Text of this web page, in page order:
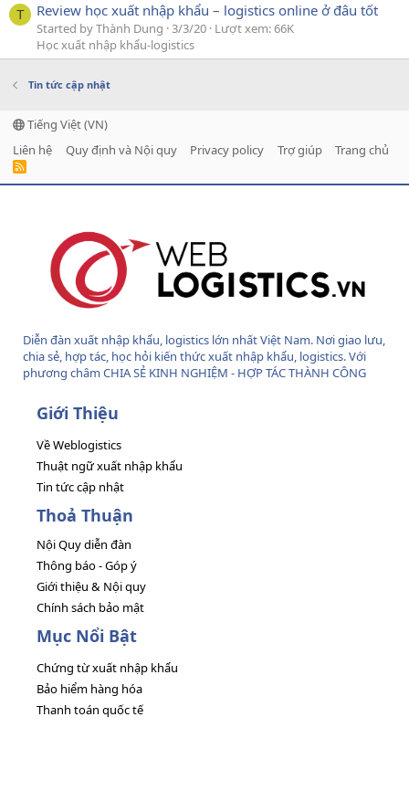
T Review học xuất nhập khẩu – logistics online ở đâu tốt
Started by Thành Dung 3/3/20 Lượt xem: 66K
Học xuất nhập khẩu-logistics
Tin tức cập nhật
Tiếng Việt (VN)
Liên hệ
Quy định và Nội quy Privacy policy Trợ giúp Trang chủ
R
Diễn đàn xuất nhập khẩu, logistics lớn nhất Việt Nam. Nơi giao lưu,
chia sẻ, hợp tác, học hỏi kiến thức xuất nhập khẩu, logistics. Với
phương châm CHIA SẺ KINH NGHIỆM - HỢP TÁC THÀNH CÔNG
Giới Thiệu
Về Weblogistics
Thuật ngữ xuất nhập khẩu
Tin tức cập nhật
Thoả Thuận
Nội Quy diễn đàn
Thông báo - Góp ý
Giới thiệu & Nội quy
Chính sách bảo mật
Mục Nổi Bật
Chứng từ xuất nhập khẩu
Bảo hiểm hàng hóa
Thanh toán quốc tế